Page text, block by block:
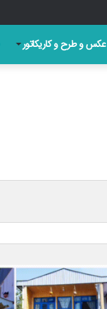
عکس و طرح و کاریکاتور